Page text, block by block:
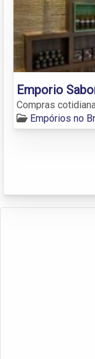
Emporio
Compras
Empórios no